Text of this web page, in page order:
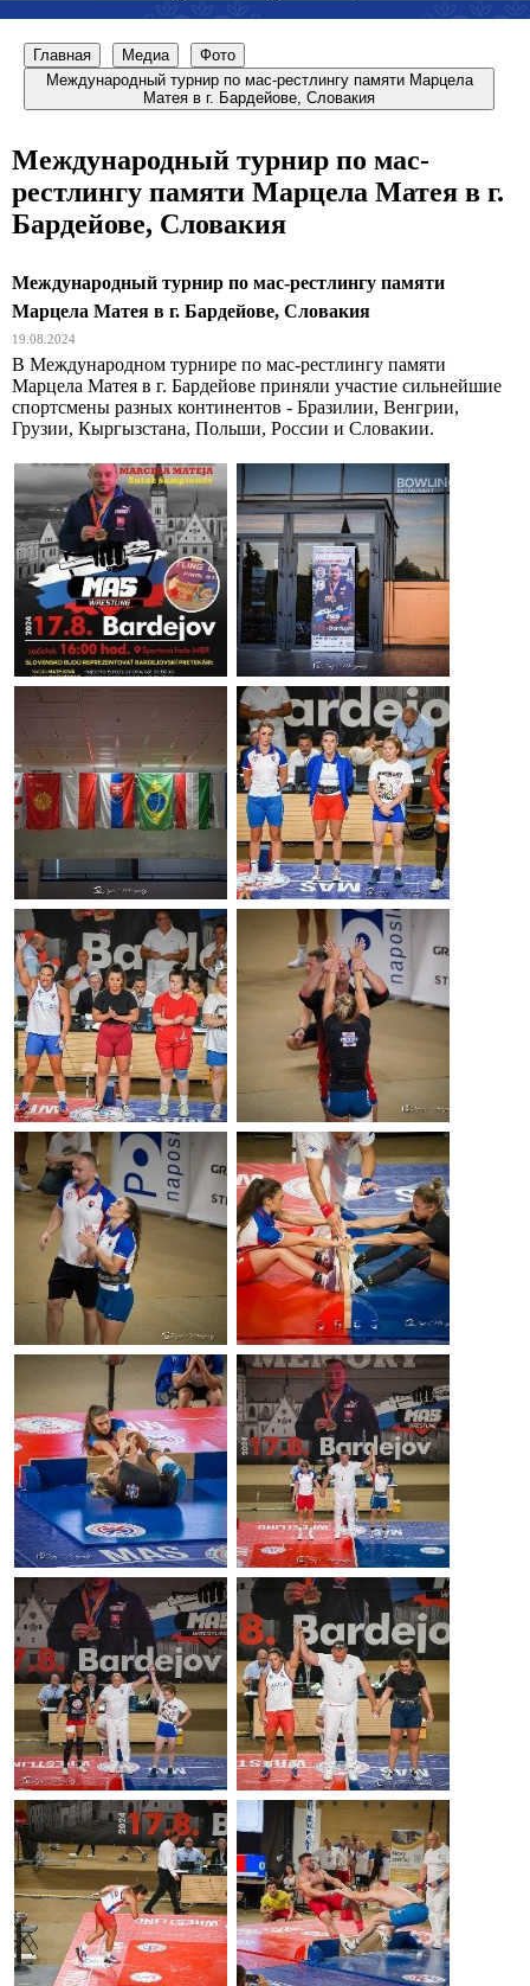
Главная Медиа
Фото
Международный турнир по мас-рестлингу памяти Марцела
Матея в г. Бардейове, Словакия
Международный турнир по мас-
рестлингу памяти Марцела Матея в г.
Бардейове, Словакия
Международный турнир по мас-рестлингу памяти
Марцела Матея в г. Бардейове, Словакия
19.08.2024
В Международном турнире по мас-рестлингу памяти
Марцела Матея в г. Бардейове приняли участие сильнейшие
спортсмены разных континентов - Бразилии, Венгрии,
Грузии, Кыргызстана, Польши, России и Словакии.